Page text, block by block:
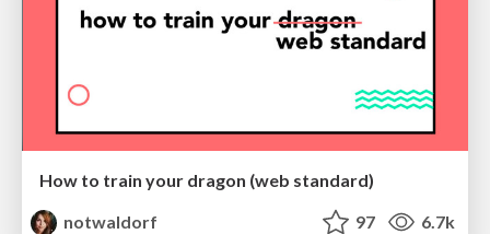
How to train your dragon (web standard)
notwaldorf
97 6.7k